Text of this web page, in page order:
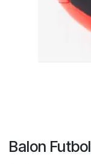
Balon Futbol